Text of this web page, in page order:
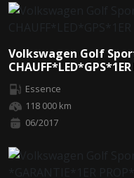
Volkswagen Golf
Essence
118 000 km
06/2017